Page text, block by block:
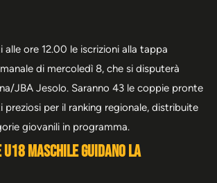
alle ore 12.00 le iscrizioni alla tappa
di mercoledì 8, che si disputerà
JBA Jesolo. Saranno 43 le coppie pronte
preziosi per il ranking regionale, distribuite
giovanili in programma.
U18 maschile guidano la